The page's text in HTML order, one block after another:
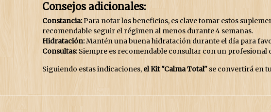
Consejos adicionales:
Constancia:Para notar los beneficios, es clave tomar estos
recomendable seguir el régimen al menos durante 4 semanas.
Hidratación:Mantén una buena hidratación durante el día para
Consultas:Siempre es recomendable consultar con un profesional
Siguiendo estas indicaciones, el Kit "Calma Total" se convertirá en